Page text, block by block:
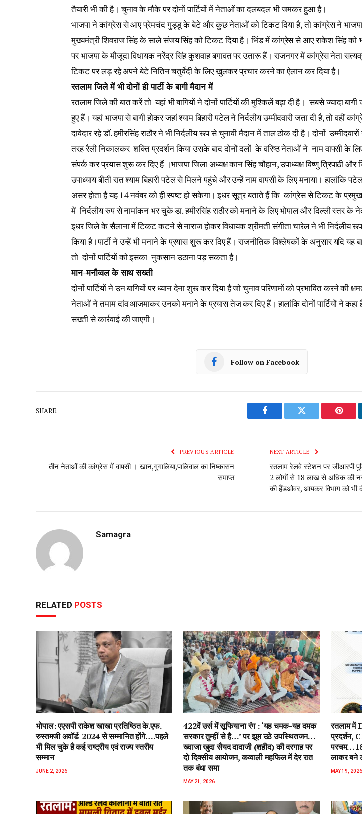
तैयारी भी की है। चुनाव के मौके पर दोनों पार्टियों में नेताओं का दलबदल भी जमकर हुआ है।
भाजपा ने कांग्रेस से आए प्रेमचंद गुड्डू के बेटे और कुछ नेताओं को टिकट दिया है, तो कांग्रेस ने
मुख्यमंत्री शिवराज सिंह के साले संजय सिंह को टिकट दिया है। भिंड में कांग्रेस से आए राकेश सिंह को
पर भाजपा के मौजूदा विधायक नरेंद्र सिंह कुशवाह बगावत पर उतारू हैं। राजनगर में कांग्रेस नेता
टिकट पर लड़ रहे अपने बेटे नितिन चतुर्वेदी के लिए खुलकर प्रचार करने का ऐलान कर दिया है।
रतलाम जिले में भी दोनों ही पार्टी के बागी मैदान में
रतलाम जिले की बात करें तो यहां भी बागियों ने दोनों पार्टियों की मुश्किलें बढ़ा दी है। सबसे ज्यादा
हुए हैं। यहां भाजपा से बागी होकर जहां श्याम बिहारी पटेल ने निर्दलीय उम्मीदवारी जता दी है, तो वहीं
दावेदार रहे डॉ. हमीरसिंह राठौर ने भी निर्दलीय रूप से चुनावी मैदान में ताल ठोक दी है। दोनों
तरह रैली निकालकर शक्ति प्रदर्शन किया उसके बाद दोनों दलों के वरिष्ठ नेताओं ने नाम वापसी के
संपर्क कर प्रयास शुरू कर दिए हैं ।भाजपा जिला अध्यक्ष कान सिंह चौहान, उपाध्यक्ष विष्णु त्रिपाठी और
उपाध्याय बीती रात श्याम बिहारी पटेल से मिलने पहुंचे और उन्हें नाम वापसी के लिए मनाया। हालांकि
असर होता है यह 14 नवंबर को ही स्पष्ट हो सकेगा। इधर सूत्र बताते हैं कि कांग्रेस से टिकट के प्रमुख
में निर्दलीय रुप से नामांकन भर चुके डा. हमीरसिंह राठौर को मनाने के लिए भोपाल और दिल्ली स्तर के
इधर जिले के सैलाना में टिकट कटने से नाराज होकर विधायक श्रीमती संगीता चारेल ने भी निर्दलीय
किया है।पार्टी ने उन्हें भी मनाने के प्रयास शुरू कर दिए हैं। राजनीतिक विश्लेषकों के अनुसार यदि यह
तो दोनों पार्टियों को इसका नुकसान उठाना पड़ सकता है।
मान-मनौव्वल के साथ सख्ती
दोनों पार्टियों ने उन बागियों पर ध्यान देना शुरू कर दिया है जो चुनाव परिणामों को प्रभावित करने की
नेताओं ने तमाम दांव आजमाकर उनको मनाने के प्रयास तेज कर दिए हैं। हालांकि दोनों पार्टियों ने कहा
सख्ती से कार्रवाई की जाएगी।
Follow on Facebook
SHARE.
Facebook Twitter
PREVIOUS ARTICLE
तीन नेताओं की कांग्रेस में वापसी । खान,गुगालिया,पालिवाल का निष्कासन
समाप्त
NEXT ARTICLE
रतलाम रेलवे स्टेशन पर जीआरपी
2 लोगों से 18 लाख से अधिक की
की हैंडओवर, आयकर विभाग को भी
Samagra
RELATED POSTS
भोपाल: एएसपी राकेश‌ खाखा प्रतिष्ठित के.एफ.
रुस्तमजी अवॉर्ड-2024 से सम्मानित होंगे….पहले
भी मिल चुके है कई राष्ट्रीय एवं राज्य स्तरीय
सम्मान
JUNE 2, 2026
422वें उर्स में सूफियाना रंग : ‘यह चमक-यह दमक
सरकार तुम्हीं से है…’ पर झूम उठे उपस्थितजन…
ख्वाजा खुदा सैयद दादाजी (शहीद) की दरगाह पर
दो दिवसीय आयोजन, कव्वाली महफिल में देर रात
तक बंधा समा
MAY 21, 2026
रतलाम में
प्रदर्शन,
परचम…18
लाकर बने
MAY 19, 2026